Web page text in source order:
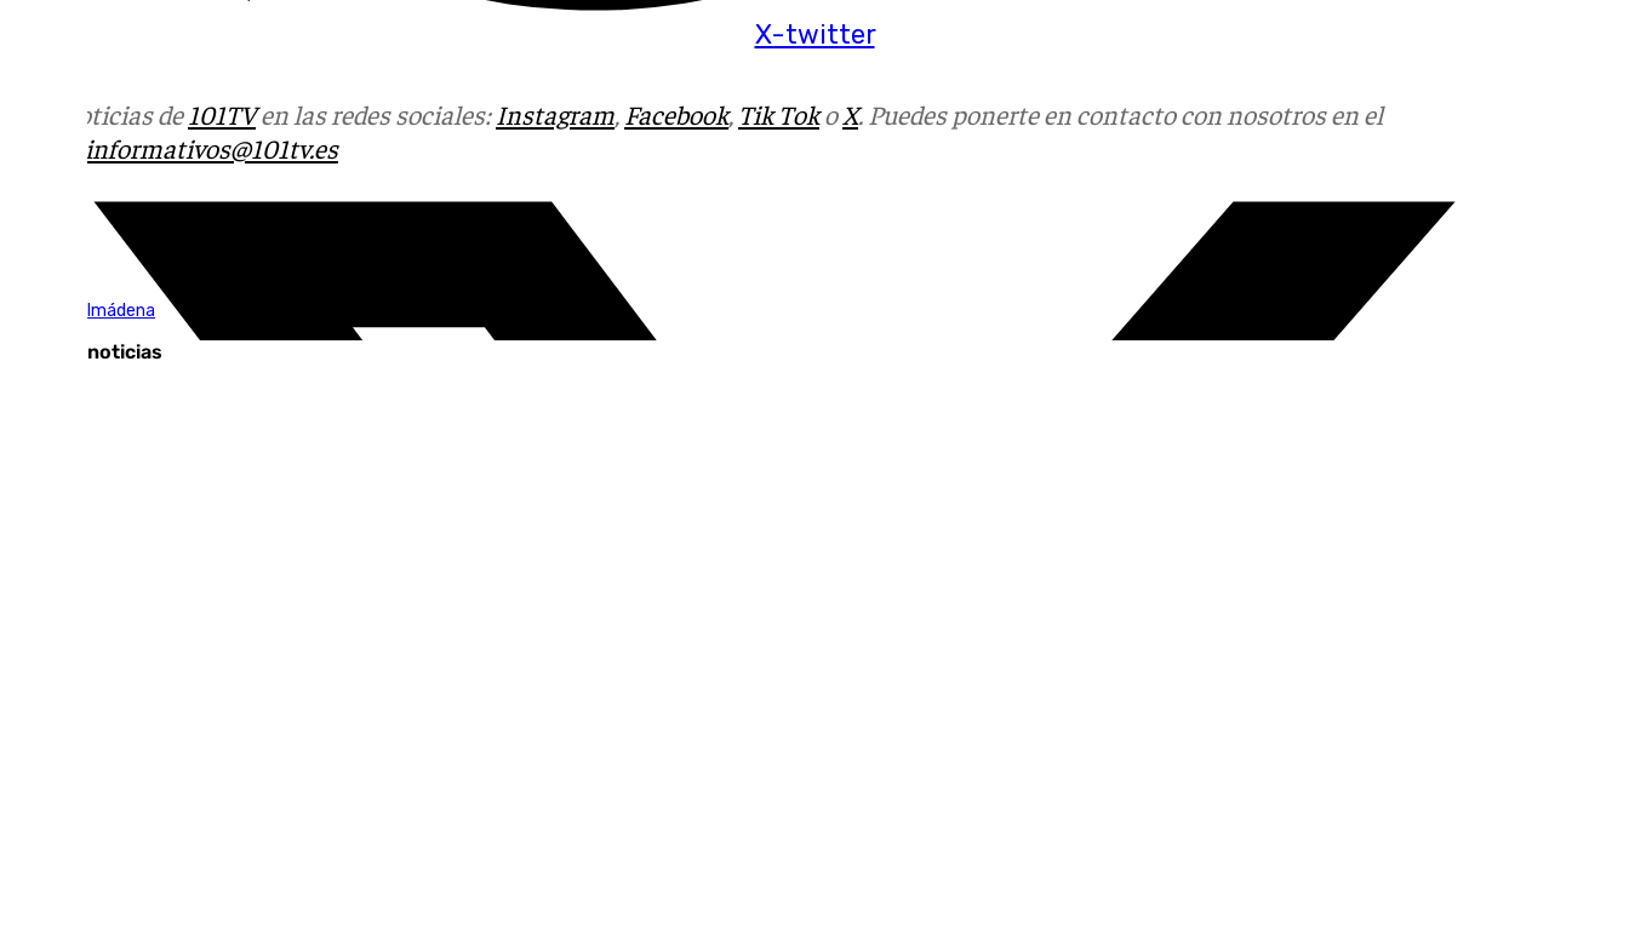
X-twitter
Más noticias de 101TVen las redes sociales: Instagram, Facebook, Tik TokoX. Puedes ponerte en contacto con nosotros en el
informativos@101tv.es
Vive Benalmádena
Últimas noticias